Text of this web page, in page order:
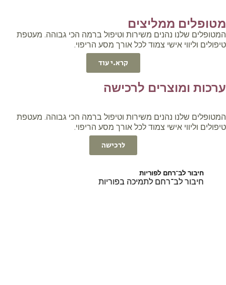
ממליצים
שלנו נהנים משירות וטיפול ברמה הכי גבוהה. מעטפת
וליווי אישי צמוד לכל אורך מסע הריפוי.
קרא.י עוד
ומוצרים לרכישה
שלנו נהנים משירות וטיפול ברמה הכי גבוהה. מעטפת
וליווי אישי צמוד לכל אורך מסע הריפוי.
לרכישה